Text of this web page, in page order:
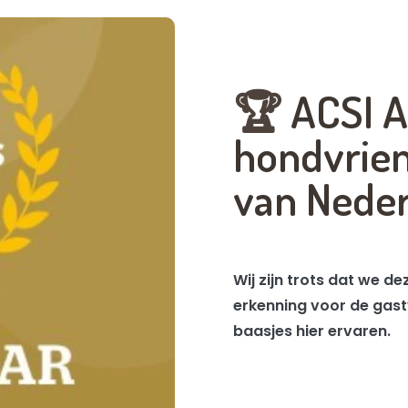
🏆ACSI
van
Wij zijn trots dat we
erkenning voor de
baasjes hier ervaren.